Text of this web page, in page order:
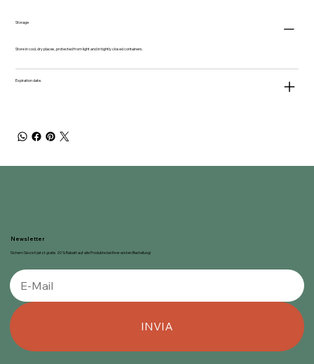
Storage
Store in cool, dry places, protected from light and in tightly closed containers.
Expiration date.
Newsletter
Sichern Sie sich jetzt gratis 20 % Rabatt auf alle Produkte bei Ihrer ersten Bestellung!
INVIA